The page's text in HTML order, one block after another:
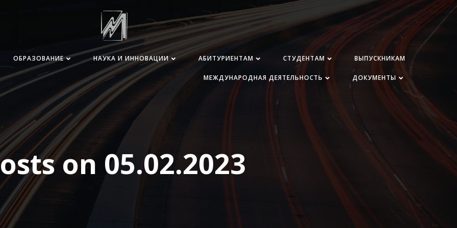
ОБРАЗОВАНИЕ НАУКА И ИННОВАЦИИ АБИТУРИЕНТАМ СТУДЕНТАМ ВЫПУСКНИКАМ
МЕЖДУНАРОДНАЯ ДЕЯТЕЛЬНОСТЬ ДОКУМЕНТЫ
on 05.02.2023